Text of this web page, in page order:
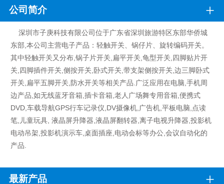
公司简介 +
深圳市子庚科技有限公司位于广东省深圳旅游特区东部华侨城
东部,本公司主营电子产品：轻触开关、锅仔片、旋转编码开关。
其中轻触开关又分布,锅子片开关,扁平开关,龟型开关,四脚贴片开
关,四脚插件开关,侧按开关,卧式开关,带支架侧按开关,边三脚卧式
开关,扁平五脚开关,防水开关等相关产品.广泛应用在电脑,手机周
边产品,如无线蓝牙音箱,插卡音箱,老人广场舞专用音箱,便携式
DVD,车载导航GPS行车记录仪,DV摄像机,广告机,平板电脑,点读
笔,儿童玩具, 液晶屏升降器,液晶屏翻转器,离子电视升降器,投影机
电动吊架,投影机演示车,桌面插座,电动会标等办公,会议自动化的
产品.
最新产品 +